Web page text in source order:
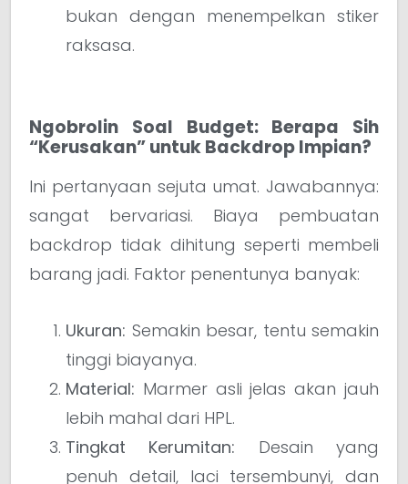
bukan dengan menempelkan stiker
raksasa.
Ngobrolin Soal Budget: Berapa Sih
“Kerusakan” untuk Backdrop Impian?
Ini pertanyaan sejuta umat. Jawabannya:
sangat bervariasi. Biaya pembuatan
backdrop tidak dihitung seperti membeli
barang jadi. Faktor penentunya banyak:
Ukuran: Semakin besar, tentu semakin
tinggi biayanya.
Material: Marmer asli jelas akan jauh
lebih mahal dari HPL.
Tingkat Kerumitan: Desain yang
penuh detail, laci tersembunyi, dan